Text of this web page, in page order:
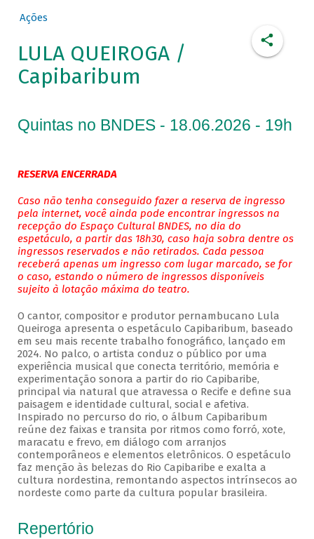
Ações
LULA QUEIROGA /
Capibaribum
Quintas no BNDES - 18.06.2026 - 19h
RESERVA ENCERRADA
Caso não tenha conseguido fazer a reserva de ingresso
pela internet, você ainda pode encontrar ingressos na
recepção do Espaço Cultural BNDES, no dia do
espetáculo, a partir das 18h30, caso haja sobra dentre os
ingressos reservados e não retirados. Cada pessoa
receberá apenas um ingresso com lugar marcado, se for
o caso, estando o número de ingressos disponíveis
sujeito à lotação máxima do teatro.
O cantor, compositor e produtor pernambucano Lula
Queiroga apresenta o espetáculo Capibaribum, baseado
em seu mais recente trabalho fonográfico, lançado em
2024. No palco, o artista conduz o público por uma
experiência musical que conecta território, memória e
experimentação sonora a partir do rio Capibaribe,
principal via natural que atravessa o Recife e define sua
paisagem e identidade cultural, social e afetiva.
Inspirado no percurso do rio, o álbum Capibaribum
reúne dez faixas e transita por ritmos como forró, xote,
maracatu e frevo, em diálogo com arranjos
contemporâneos e elementos eletrônicos. O espetáculo
faz menção às belezas do Rio Capibaribe e exalta a
cultura nordestina, remontando aspectos intrínsecos ao
nordeste como parte da cultura popular brasileira.
Repertório